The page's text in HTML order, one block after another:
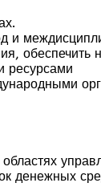
и
ресурсами
денежных